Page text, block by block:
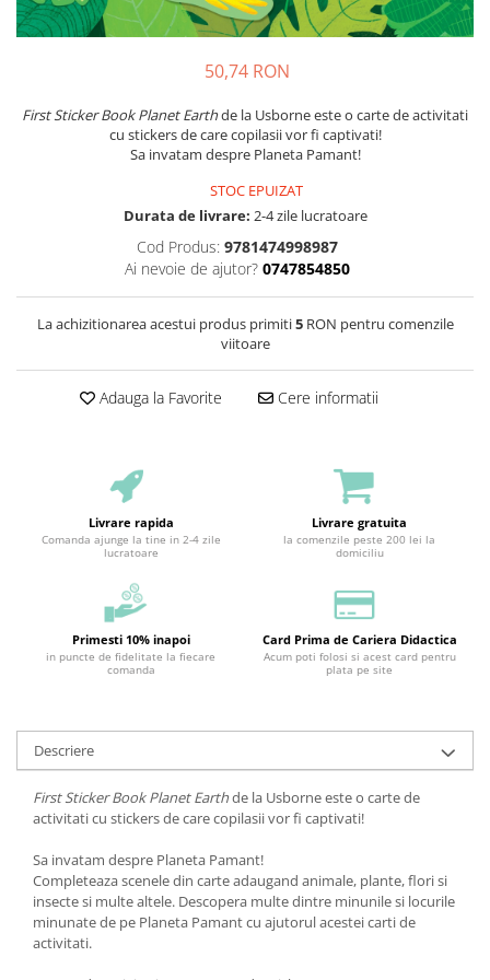
50,74 RON
First Sticker Book Planet Earthde la Usborne este o carte de activitati
cu stickers de care copilasii vor fi captivati!
Sa invatam despre Planeta Pamant!
STOC EPUIZAT
Durata de livrare: 2-4 zile lucratoare
Cod Produs: 9781474998987
Ai nevoie de ajutor? 0747854850
La achizitionarea acestui produs primiti5RON pentru comenzile
viitoare
Adauga la Favorite Cere informatii
Livrare rapida
Comanda ajunge la tine in 2-4 zile
lucratoare
Livrare gratuita
la comenzile peste 200 lei la
domiciliu
Primesti 10% inapoi
in puncte de fidelitate la fiecare
comanda
Card Prima de Cariera Didactica
Acum poti folosi si acest card pentru
plata pe site
Descriere
First Sticker Book Planet Earthde la Usborne este o carte de
activitati cu stickers de care copilasii vor fi captivati!
Sa invatam despre Planeta Pamant!
Completeaza scenele din carte adaugand animale, plante, flori si
insecte si multe altele. Descopera multe dintre minunile si locurile
minunate de pe Planeta Pamant cu ajutorul acestei carti de
activitati.